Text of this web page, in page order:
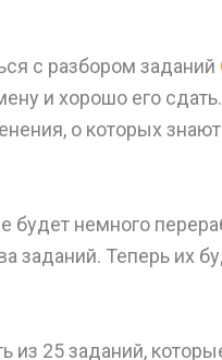
с разбором заданий
и хорошо его
о которых
будет немного
заданий. Теперь их
из 25 заданий,